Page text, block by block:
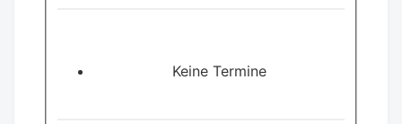
Keine Termine